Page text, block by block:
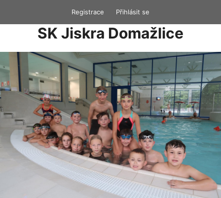
Registrace Přihlásit se
SK Jiskra Domažlice